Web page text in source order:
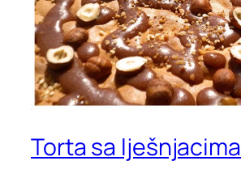
Torta sa lješnjacima